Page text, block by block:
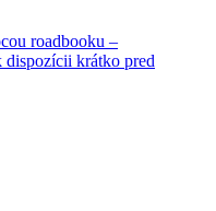
roadbooku –
dispozícii krátko pred